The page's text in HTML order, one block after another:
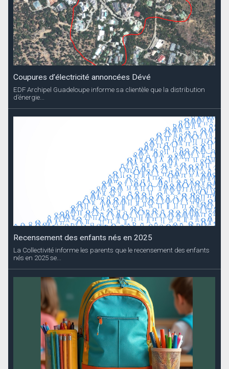
Coupures d’électricité annoncées Dévé
EDF Archipel Guadeloupe informe sa clientèle que la distribution
d’énergie...
Recensement des enfants nés en 2025
La Collectivité informe les parents que le recensement des enfants
nés en 2025 se...